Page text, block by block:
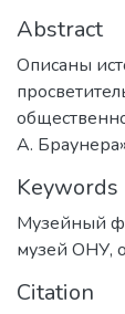
Abstract
Описаны
А.
Keywords
Музейный
музей ОНУ,
Citation